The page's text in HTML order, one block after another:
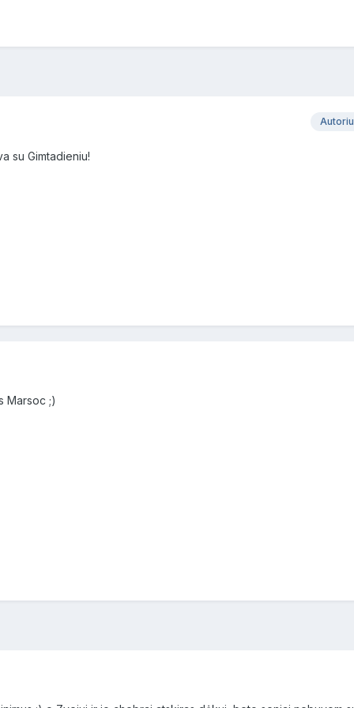
su Gimtadieniu!
Marsoc ;)